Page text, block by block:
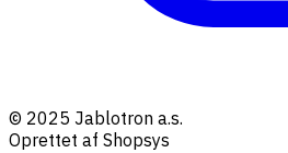
© 2025 Jablotron a.s.
Oprettet af Shopsys